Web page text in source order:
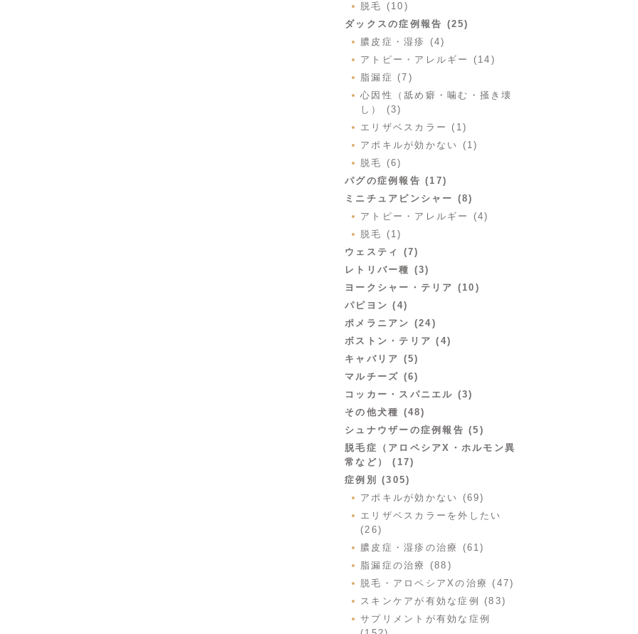
脱毛 (10)
ダックスの症例報告 (25)
膿皮症・湿疹 (4)
アトピー・アレルギー (14)
脂漏症 (7)
心因性（舐め癖・噛む・掻き壊
し） (3)
エリザベスカラー (1)
アポキルが効かない (1)
脱毛 (6)
パグの症例報告 (17)
ミニチュアピンシャー (8)
アトピー・アレルギー (4)
脱毛 (1)
ウェスティ (7)
レトリバー種 (3)
ヨークシャー・テリア (10)
パピヨン (4)
ポメラニアン (24)
ボストン・テリア (4)
キャバリア (5)
マルチーズ (6)
コッカー・スパニエル (3)
その他犬種 (48)
シュナウザーの症例報告 (5)
脱毛症（アロペシアX・ホルモン異
常など） (17)
症例別 (305)
アポキルが効かない (69)
エリザベスカラーを外したい
(26)
膿皮症・湿疹の治療 (61)
脂漏症の治療 (88)
脱毛・アロペシアXの治療 (47)
スキンケアが有効な症例 (83)
サプリメントが有効な症例